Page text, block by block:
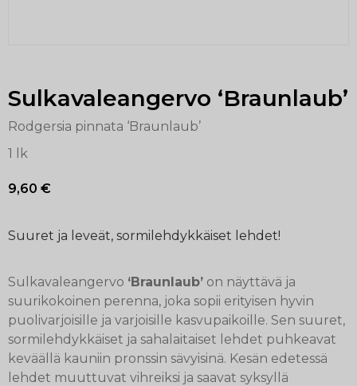
Sulkavaleangervo ‘Braunlaub’
Rodgersia pinnata ‘Braunlaub’
1 lk
9,60 €
Suuret ja leveät, sormilehdykkäiset lehdet!
Sulkavaleangervo ‘Braunlaub’ on näyttävä ja
suurikokoinen perenna, joka sopii erityisen hyvin
puolivarjoisille ja varjoisille kasvupaikoille. Sen suuret,
sormilehdykkäiset ja sahalaitaiset lehdet puhkeavat
keväällä kauniin pronssin sävyisinä. Kesän edetessä
lehdet muuttuvat vihreiksi ja saavat syksyllä